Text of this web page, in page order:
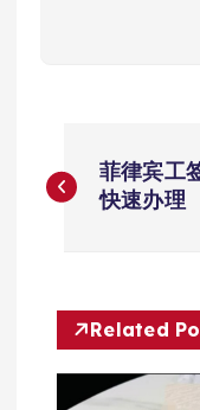
章
航
菲律宾工
快速办理
Related